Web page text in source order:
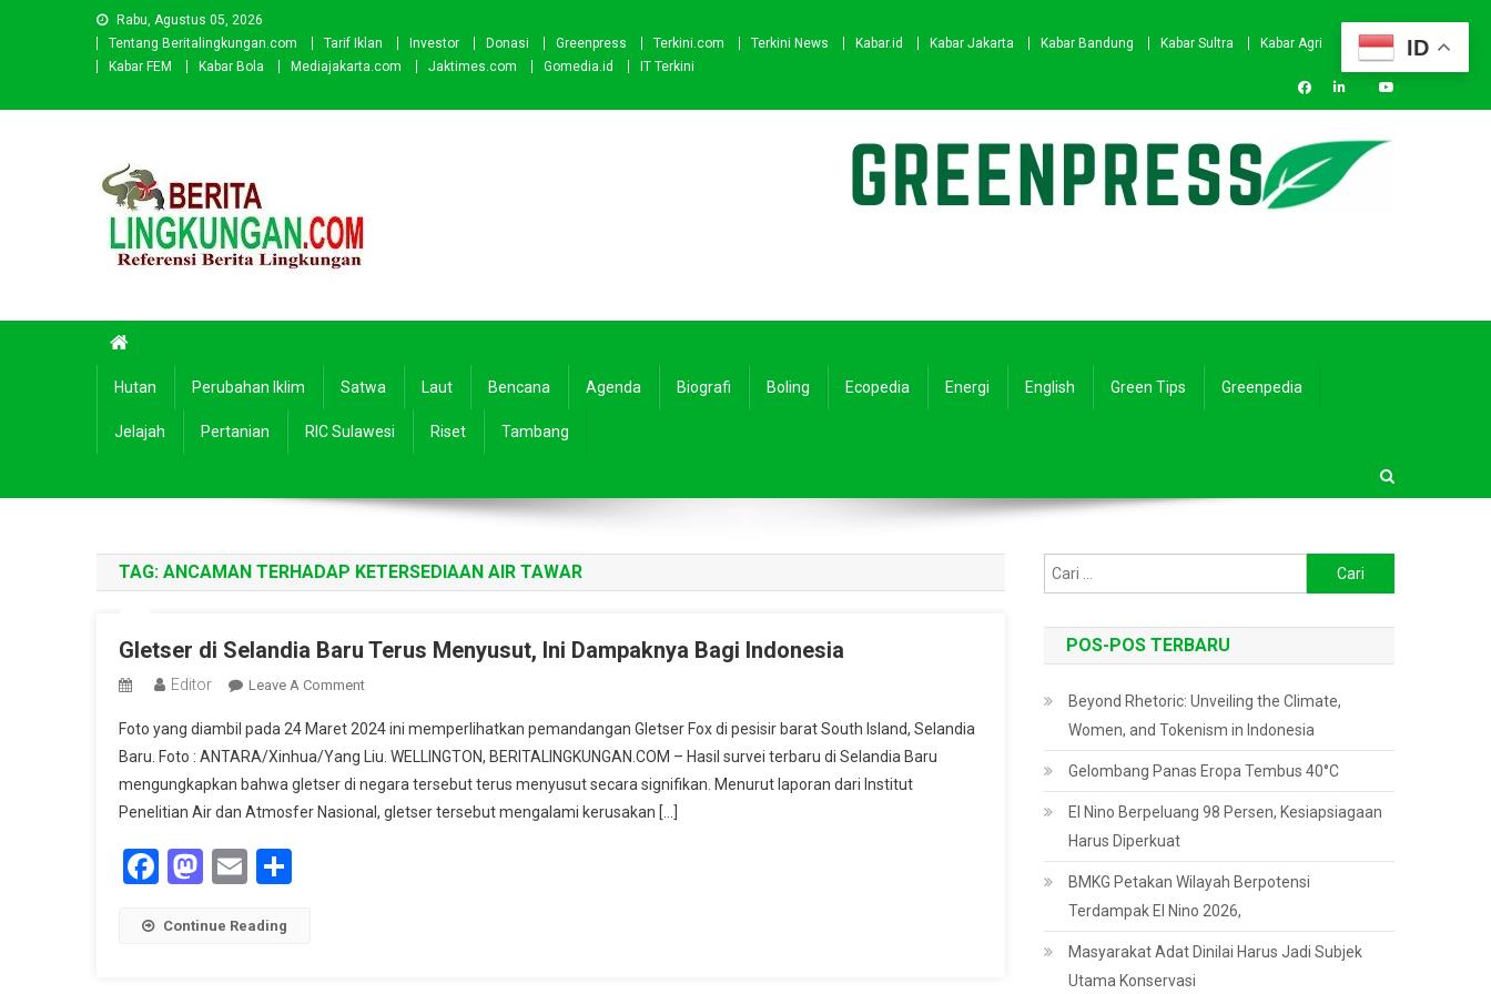
Rabu, Agustus 05, 2026
Tentang Beritalingkungan.com
Tarif Iklan Investor Donasi Greenpress Terkini.com Terkini News Kabar.id Kabar Jakarta Kabar Bandung Kabar Sultra
Kabar Agri
Kabar FEM
Kabar Bola Mediajakarta.com Jaktimes.com Gomedia.id IT Terkini
Hutan Perubahan Iklim Satwa Laut Bencana Agenda Biografi Boling Ecopedia Energi English Green Tips Greenpedia
Jelajah Pertanian RIC Sulawesi Riset Tambang
TAG: ANCAMAN TERHADAP KETERSEDIAAN AIR TAWAR
Gletser di Selandia Baru Terus Menyusut, Ini Dampaknya Bagi Indonesia
Editor Leave A CommentOn
Di
Selandia
Baru
Terus
Foto yang diambil pada 24 Maret 2024 ini memperlihatkan pemandangan Gletser Fox di pesisir barat South Island, Selandia
Baru. Foto : ANTARA/Xinhua/Yang Liu. WELLINGTON, BERITALINGKUNGAN.COM – Hasil survei terbaru di Selandia Baru
mengungkapkan bahwa gletser di negara tersebut terus menyusut secara signifikan. Menurut laporan dari Institut
Penelitian Air dan Atmosfer Nasional, gletser tersebut mengalami kerusakan […]
Facebook
Mastodon
Email
Continue Reading
untuk:
POS-POS TERBARU
Beyond Rhetoric: Unveiling the Climate,
Women, and Tokenism in Indonesia
Gelombang Panas Eropa Tembus 40°C
El Nino Berpeluang 98 Persen, Kesiapsiagaan
Harus Diperkuat
BMKG Petakan Wilayah Berpotensi
Terdampak El Nino 2026,
Masyarakat Adat Dinilai Harus Jadi Subjek
Utama Konservasi
ID